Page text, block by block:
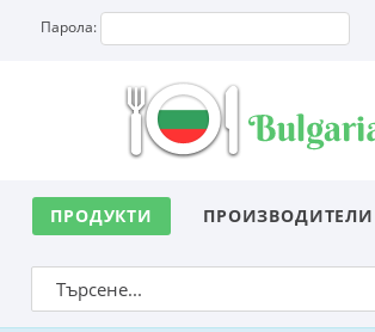
Парола:
ПРОДУКТИ ПРОИЗВОДИТЕЛИ